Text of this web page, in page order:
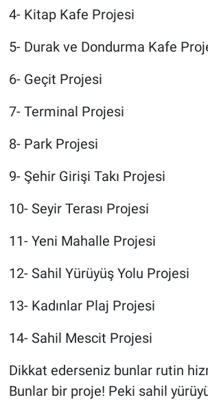
4- Kitap Kafe Projesi
5- Durak ve Dondurma Kafe
6- Geçit Projesi
7- Terminal Projesi
8- Park Projesi
9- Şehir Girişi Takı Projesi
10- Seyir Terası Projesi
11- Yeni Mahalle Projesi
12- Sahil Yürüyüş Yolu Projesi
13- Kadınlar Plaj Projesi
14- Sahil Mescit Projesi
Dikkat ederseniz bunlar rutin
Bunlar bir proje! Peki sahil